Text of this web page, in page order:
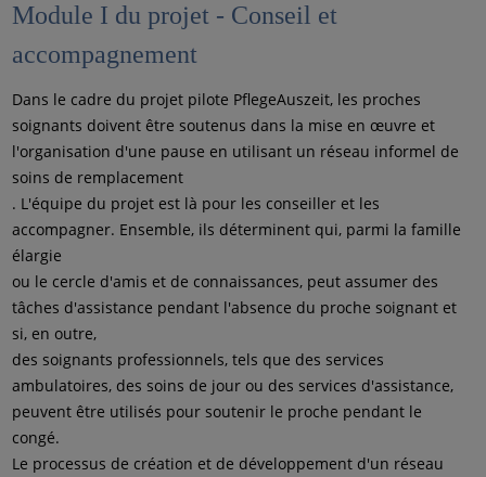
Module I du projet - Conseil et
accompagnement
Dans le cadre du projet pilote PflegeAuszeit, les proches
soignants doivent être soutenus dans la mise en œuvre et
l'organisation d'une pause en utilisant un réseau informel de
soins de remplacement
. L'équipe du projet est là pour les conseiller et les
accompagner. Ensemble, ils déterminent qui, parmi la famille
élargie
ou le cercle d'amis et de connaissances, peut assumer des
tâches d'assistance pendant l'absence du proche soignant et
si, en outre,
des soignants professionnels, tels que des services
ambulatoires, des soins de jour ou des services d'assistance,
peuvent être utilisés pour soutenir le proche pendant le
congé.
Le processus de création et de développement d'un réseau